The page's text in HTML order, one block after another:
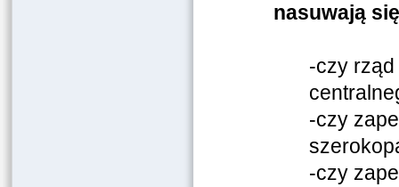
nasuwają
-czy rząd
-czy
-czy